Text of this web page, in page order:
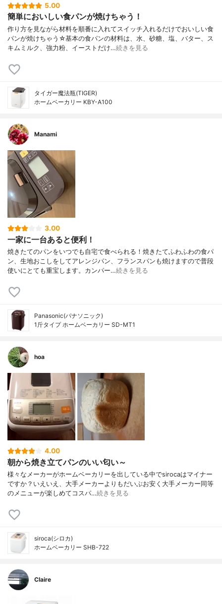
5.00
簡単においしい食パンが焼けちゃう！
作り方を見ながら材料を順番に入れてスイッチ入れるだけでおいしい食
パンが焼けちゃう☆基本の食パンの材料は、水、砂糖、塩、バター、ス
キムミルク、強力粉、イーストだけ…続きを見る
タイガー魔法瓶(TIGER)
ホームベーカリー KBY-A100
Manami
3.00
一家に一台あると便利！
焼きたてのパンをいつでも自宅で食べられる！焼きたてふわふわの食パ
ン、生地おこしをしてアレンジパン、フランスパンも焼けますので普段
使いにとても重宝します。カンパー…続きを見る
Panasonic(パナソニック)
1斤タイプ ホームベーカリー SD-MT1
hoa
4.00
朝から焼き立てパンのいい匂い～
様々なメーカーがホームベーカリーを出している中でsirocaはマイナー
ですか？いえいえ、大手メーカーよりもだいぶお安く大手メーカー同等
のメニューが楽しめてコスパ…続きを見る
siroca(シロカ)
ホームベーカリー SHB-722
Claire